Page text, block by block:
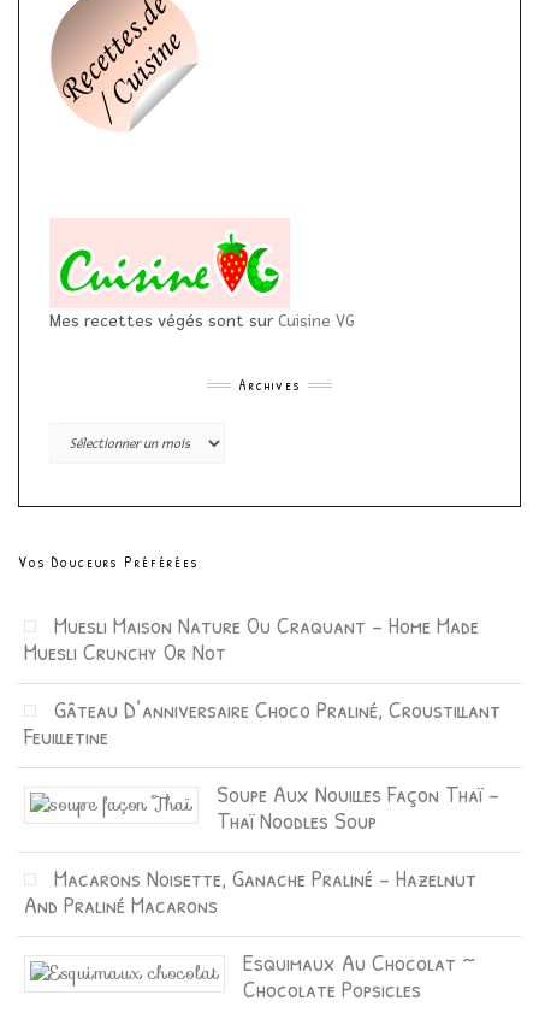
Mes recettes végés sont sur Cuisine VG
Archives
Archives
Vos Douceurs Préférées
Muesli Maison Nature Ou Craquant – Home Made
Muesli Crunchy Or Not
Gâteau D’anniversaire Choco Praliné, Croustillant
Feuilletine
Soupe Aux Nouilles Façon Thaï –
Thaï Noodles Soup
Macarons Noisette, Ganache Praliné – Hazelnut
And Praliné Macarons
Esquimaux Au Chocolat ~
Chocolate Popsicles